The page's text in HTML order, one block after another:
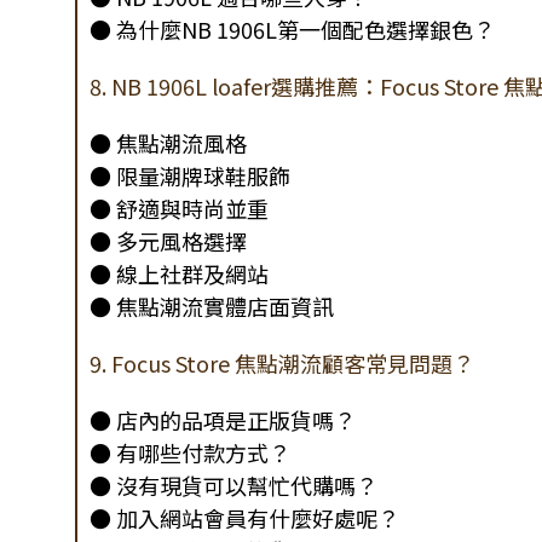
● 為什麼NB 1906L第一個配色選擇銀色？
8. NB 1906L loafer選購推薦：Focus Store 焦
● 焦點潮流風格
● 限量潮牌球鞋服飾
● 舒適與時尚並重
● 多元風格選擇
● 線上社群及網站
● 焦點潮流實體店面資訊
9. Focus Store 焦點潮流顧客常見問題？
● 店內的品項是正版貨嗎？
● 有哪些付款方式？
● 沒有現貨可以幫忙代購嗎？
● 加入網站會員有什麼好處呢？